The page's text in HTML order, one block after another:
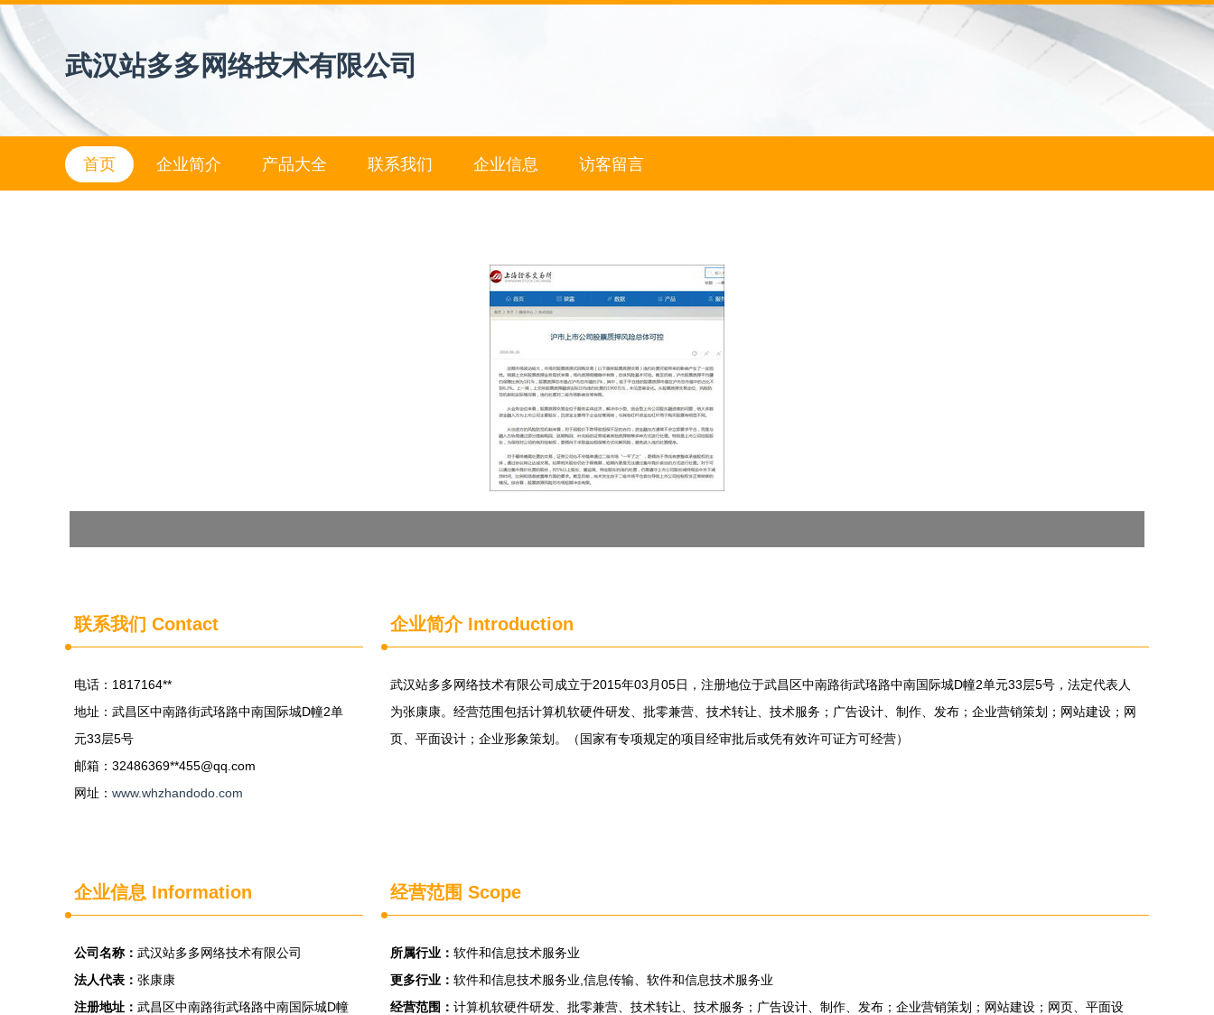
武汉站多多网络技术有限公司
首页 企业简介 产品大全 联系我们 企业信息 访客留言
联系我们 Contact
电话：1817164**
地址：武昌区中南路街武珞路中南国际城D幢2单
元33层5号
邮箱：32486369**455@qq.com
网址： www.whzhandodo.com
企业简介Introduction
武汉站多多网络技术有限公司成立于2015年03月05日，注册地位于武昌区中南路街武珞路中南国际城D幢2单元33层5号，法定代表人
为张康康。经营范围包括计算机软硬件研发、批零兼营、技术转让、技术服务；广告设计、制作、发布；企业营销策划；网站建设；网
页、平面设计；企业形象策划。（国家有专项规定的项目经审批后或凭有效许可证方可经营）
企业信息 Information
公司名称： 武汉站多多网络技术有限公司
法人代表： 张康康
注册地址： 武昌区中南路街武珞路中南国际城D幢
经营范围 Scope
所属行业： 软件和信息技术服务业
更多行业： 软件和信息技术服务业,信息传输、软件和信息技术服务业
经营范围： 计算机软硬件研发、批零兼营、技术转让、技术服务；广告设计、制作、发布；企业营销策划；网站建设；网页、平面设